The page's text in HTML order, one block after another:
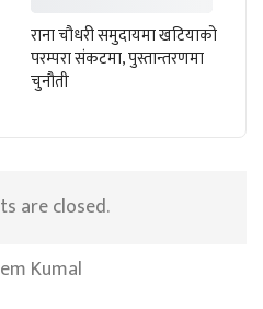
राना चौधरी समुदायमा खटियाको
परम्परा संकटमा, पुस्तान्तरणमा
चुनौती
are closed.